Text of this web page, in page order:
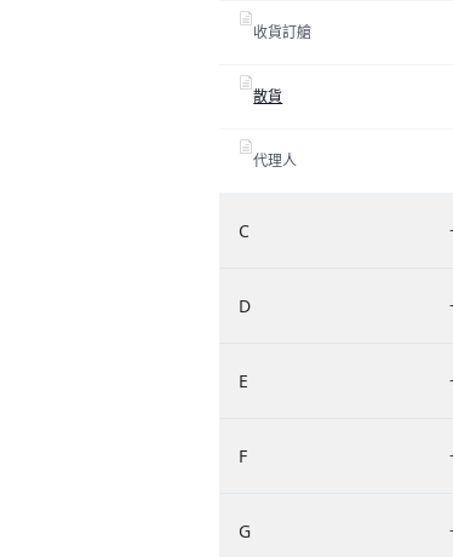
收貨訂艙
散貨
代理人
C
D
E
F
G